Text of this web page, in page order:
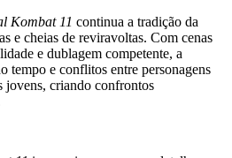
Kombat 11 continua a tradição da
e cheias de reviravoltas. Com cenas
e dublagem competente, a
tempo e conflitos entre personagens
jovens, criando confrontos